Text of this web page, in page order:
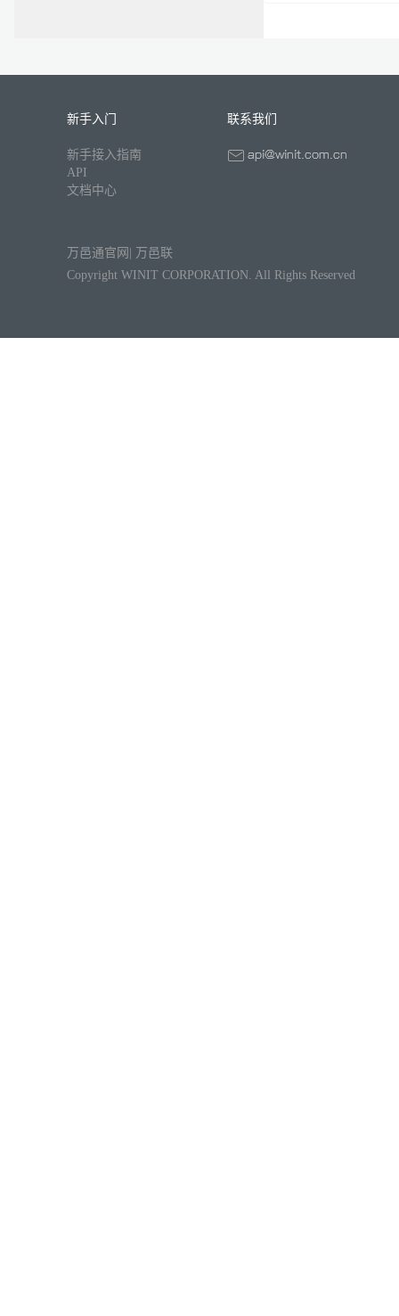
新手入门
新手接入指南
API
文档中心
联系我们
万邑通官网
万邑联
Copyright WINIT CORPORATION. All Rights Reserved